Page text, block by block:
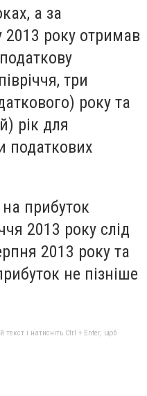
а за
2013 року отримав
три
року та
рік для
податкових
прибуток
2013 року слід
2013 року та
не пізніше
текст і натисніть Ctrl + Enter, щоб